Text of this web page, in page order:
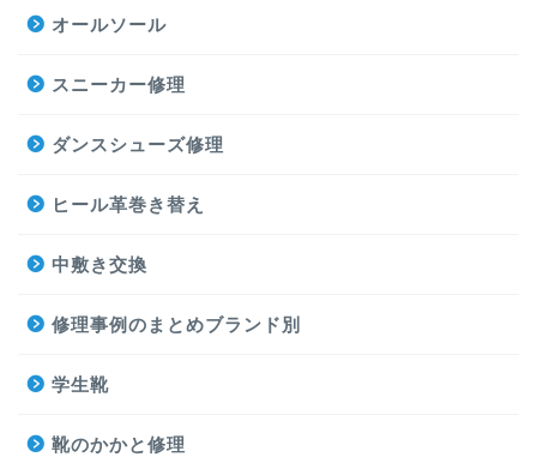
オールソール
スニーカー修理
ダンスシューズ修理
ヒール革巻き替え
中敷き交換
修理事例のまとめブランド別
学生靴
靴のかかと修理